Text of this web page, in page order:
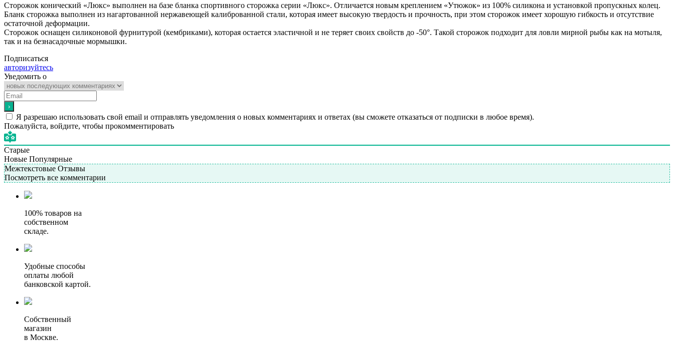
Сторожок конический «Люкс» выполнен на базе бланка спортивного сторожка серии «Люкс». Отличается новым креплением «Утюжок» из 100% силикона и установкой пропускных колец.
Бланк сторожка выполнен из нагартованной нержавеющей калиброванной стали, которая имеет высокую твердость и прочность, при этом сторожок имеет хорошую гибкость и отсутствие
остаточной деформации.
Сторожок оснащен силиконовой фурнитурой (кембриками), которая остается эластичной и не теряет своих свойств до -50°. Такой сторожок подходит для ловли мирной рыбы как на мотыля,
так и на безнасадочные мормышки.
Подписаться
авторизуйтесь
Уведомить о
Я разрешаю использовать свой email и отправлять уведомления о новых комментариях и ответах (вы cможете отказаться от подписки в любое время).
Пожалуйста, войдите, чтобы прокомментировать
Старые
Новые Популярные
Межтекстовые Отзывы
Посмотреть все комментарии
100% товаров на
собственном
складе.
Удобные способы
оплаты любой
банковской картой.
Собственный
магазин
в Москве.